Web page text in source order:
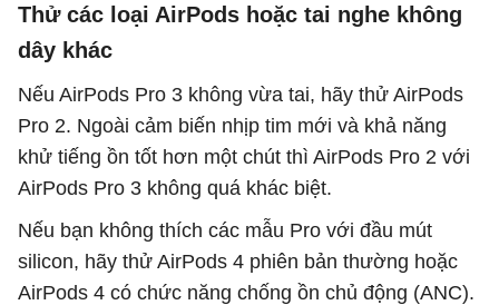
Thử các loại AirPods hoặc tai nghe không
dây khác
Nếu AirPods Pro 3 không vừa tai, hãy thử AirPods
Pro 2. Ngoài cảm biến nhịp tim mới và khả năng
khử tiếng ồn tốt hơn một chút thì AirPods Pro 2 với
AirPods Pro 3 không quá khác biệt.
Nếu bạn không thích các mẫu Pro với đầu mút
silicon, hãy thử AirPods 4 phiên bản thường hoặc
AirPods 4 có chức năng chống ồn chủ động (ANC).